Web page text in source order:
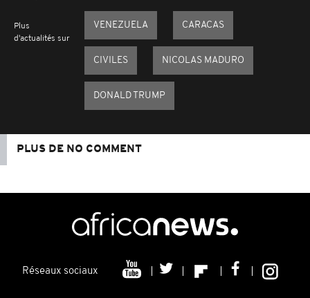
Plus
d'actualités sur
VENEZUELA CARACAS
CIVILES NICOLAS MADURO
DONALD TRUMP
PLUS DE NO COMMENT
Réseaux sociaux